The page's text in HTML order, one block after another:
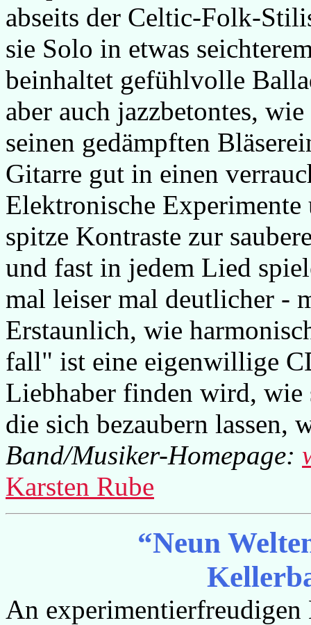
abseits der Celtic-Folk-
sie Solo in etwas
beinhaltet gefühlvolle
aber auch jazzbetontes,
seinen gedämpften
Gitarre gut in einen
Elektronische
spitze Kontraste zur
und fast in jedem Lied
mal leiser mal deutlicher -
Erstaunlich, wie
fall" ist eine eigenwillige
Liebhaber finden wird,
die sich bezaubern lassen,
Band/Musiker-Homepage:
Karsten Rube
“Neun
An